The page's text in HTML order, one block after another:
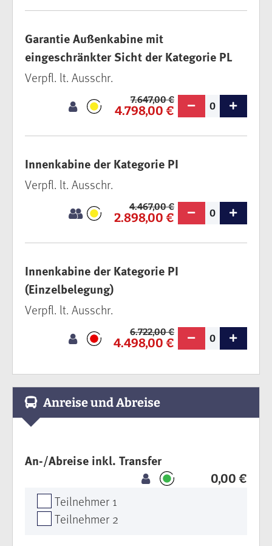
Garantie Außenkabine mit
eingeschränkter Sicht der Kategorie PL
7.647,00 €
4.798,00 € 0
Verpfl. lt. Ausschr.
Innenkabine der Kategorie PI
4.467,00 €
2.898,00 € 0
Verpfl. lt. Ausschr.
Innenkabine der Kategorie PI
(Einzelbelegung)
6.722,00 €
4.498,00 € 0
Verpfl. lt. Ausschr.
Anreise und Abreise
An-/Abreise inkl. Transfer
0,00 €
Teilnehmer 1
Teilnehmer 2